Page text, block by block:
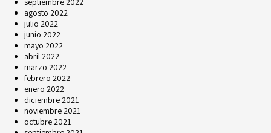
agosto 2022
julio 2022
junio 2022
mayo 2022
abril 2022
marzo 2022
febrero 2022
enero 2022
diciembre 2021
noviembre 2021
octubre 2021